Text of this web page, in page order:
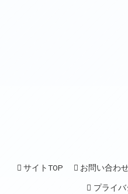
サイトTOP お問い合わ
プライ